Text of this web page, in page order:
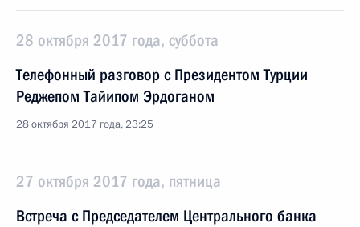
28 октября 2017 года, суббота
Телефонный разговор с Президентом Турции
Реджепом Тайипом Эрдоганом
28 октября 2017 года, 23:25
27 октября 2017 года, пятница
Встреча с Председателем Центрального банка